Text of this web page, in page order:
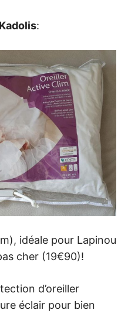
Kadolis:
idéale pour Lapinou
cher (19€90)!
d’oreiller
éclair pour bien